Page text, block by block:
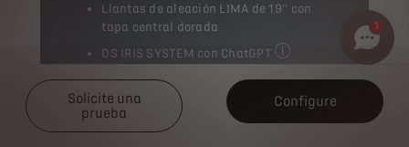
Llantas de aleación LIMA de 19'' con
tapa central dorada
DS IRIS SYSTEM con ChatGPT
Pack DS CONNECT PLUS
incluido por
un periodo de 3 años
Solicite una
prueba
Configure
1